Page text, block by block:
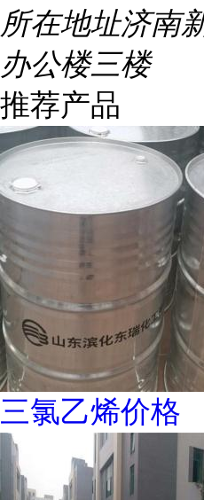
所在地址济南
办公楼三楼
推荐产品
三氯乙烯价格